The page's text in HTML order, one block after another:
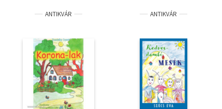
ANTIKVÁR ANTIKVÁR